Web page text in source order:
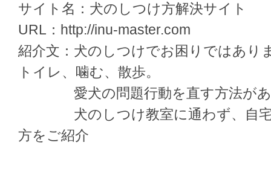
サイト名：犬のしつけ方解決サイト
URL：http://inu-master.com
紹介文：犬のしつけでお困りではあり
トイレ、噛む、散歩。
愛犬の問題行動を直す方法があ
犬のしつけ教室に通わず、自宅
方をご紹介